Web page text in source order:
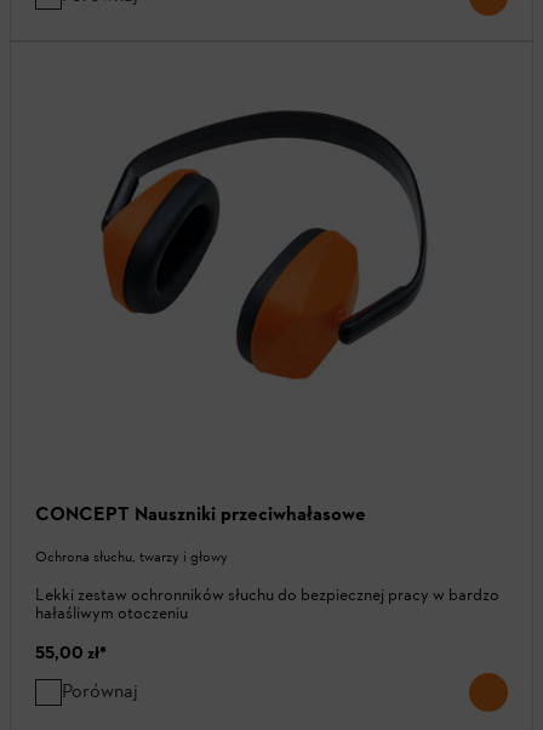
CONCEPT Nauszniki przeciwhałasowe
Ochrona słuchu, twarzy i głowy
Lekki zestaw ochronników słuchu do bezpiecznej pracy w bardzo
hałaśliwym otoczeniu
55,00 zł*
Porównaj